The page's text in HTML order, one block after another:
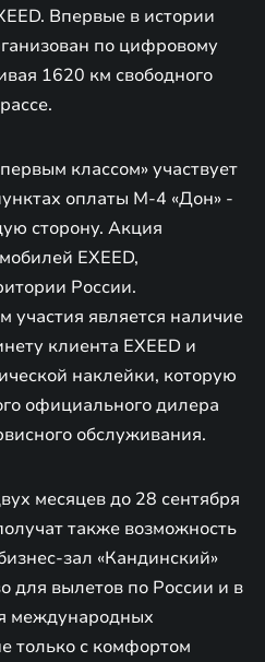
Впервые в истории
по цифровому
1620 км свободного
классом» участвует
оплаты М-4 «Дон» -
сторону. Акция
EXEED,
России.
участия является наличие
клиента EXEED и
наклейки, которую
официального дилера
обслуживания.
месяцев до 28 сентября
также возможность
зал «Кандинский»
для вылетов по России и в
международных
только с комфортом